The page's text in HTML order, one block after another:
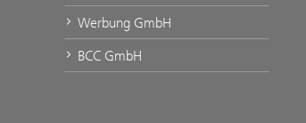
Werbung GmbH
BCC GmbH